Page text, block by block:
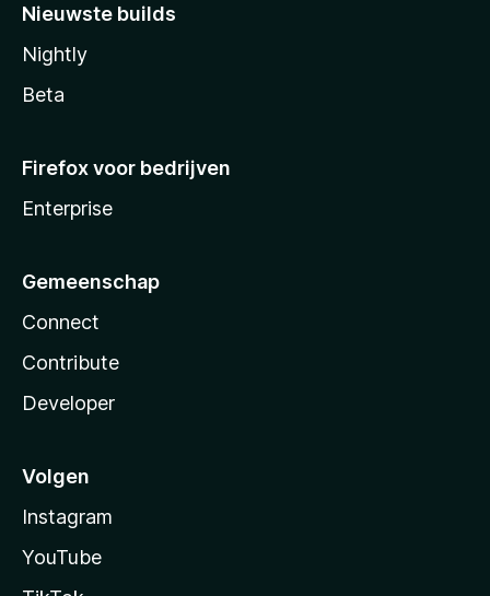
Nieuwste builds
Nightly
Beta
Firefox voor bedrijven
Enterprise
Gemeenschap
Connect
Contribute
Developer
Volgen
Instagram
YouTube